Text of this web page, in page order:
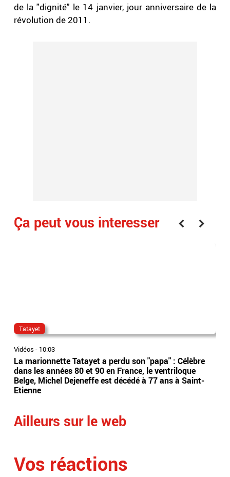
de la "dignité" le 14 janvier, jour anniversaire de la
révolution de 2011.
Ça peut vous interesser
Tatayet
Vidéos - 10:03
La marionnette Tatayet a perdu son "papa" : Célèbre
dans les années 80 et 90 en France, le ventriloque
Belge, Michel Dejeneffe est décédé à 77 ans à Saint-
Etienne
Ailleurs sur le web
Vos réactions